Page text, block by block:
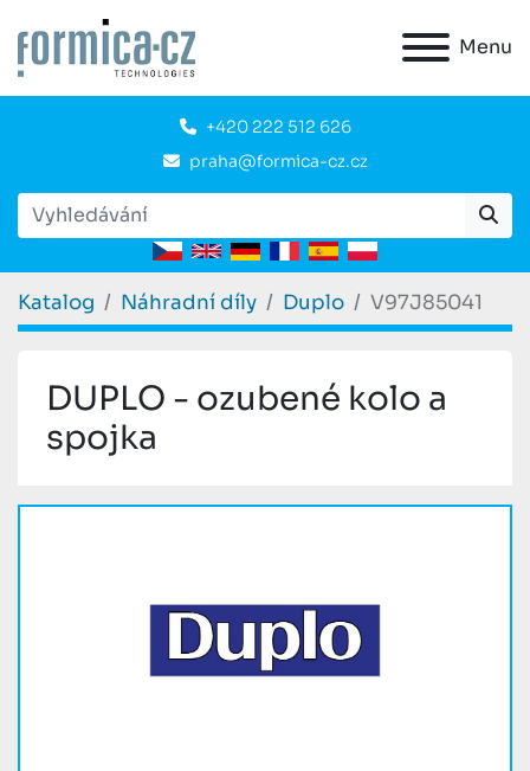
Menu
+420 222 512 626
praha@formica-cz.cz
Katalog Náhradní díly Duplo V97J85041
DUPLO - ozubené kolo a
spojka